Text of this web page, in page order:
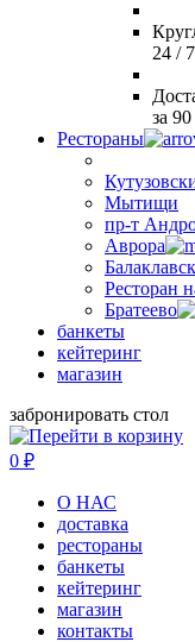
24 / 7
за
Рестораны
Мытищи
пр-т
Аврора
Ресторан
Братеево
банкеты
кейтеринг
магазин
забронировать стол
0 ₽
О НАС
доставка
рестораны
банкеты
кейтеринг
магазин
контакты